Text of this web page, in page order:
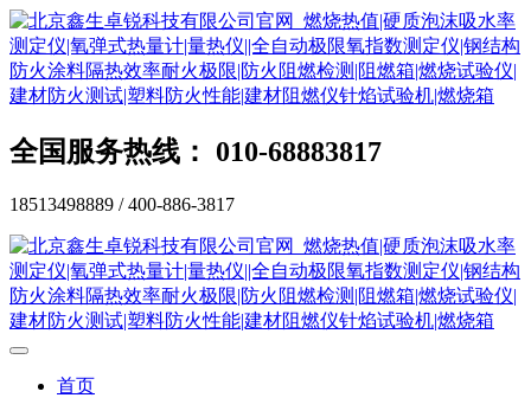
全国服务热线： 010-68883817
18513498889 / 400-886-3817
首页